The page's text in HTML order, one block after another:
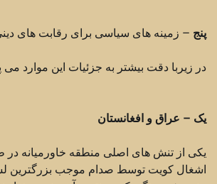
پنج – زمینه های سیاسی برای رقابت های
در زیربا دقت بیشتر به جزئیات این موارد می
یک – عراق و افغانستان
اشغال کویت توسط صدام موجب بزرگترین